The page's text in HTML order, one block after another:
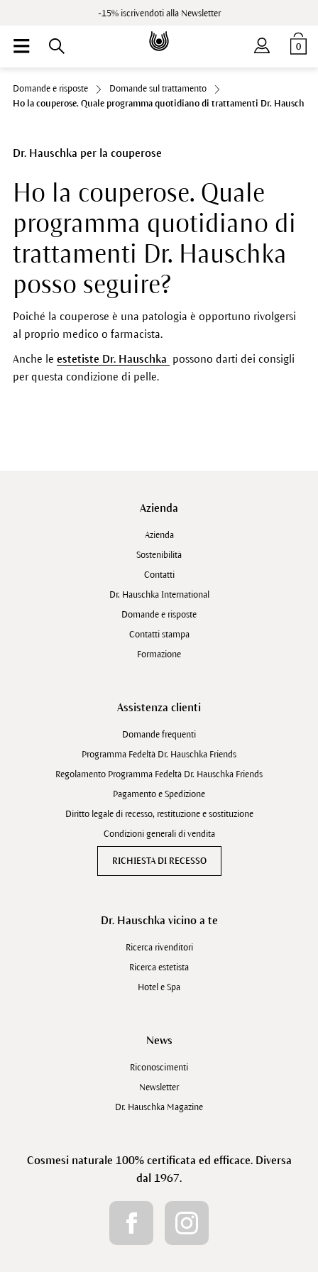
-15% iscrivendoti alla Newsletter
0
Domande e risposte
Domande sul trattamento
Ho la couperose. Quale programma quotidiano di trattamenti Dr. Hauschka
Dr. Hauschka per la couperose
Ho la couperose. Quale
programma quotidiano di
trattamenti Dr. Hauschka
posso seguire?
Poiché la couperose è una patologia è opportuno rivolgersi
al proprio medico o farmacista.
Anche le estetiste Dr. Hauschka possono darti dei consigli
per questa condizione di pelle.
Azienda
Azienda
Sostenibilità
Contatti
Dr. Hauschka International
Domande e risposte
Contatti stampa
Formazione
Assistenza clienti
Domande frequenti
Programma Fedeltà Dr. Hauschka Friends
Regolamento Programma Fedeltà Dr. Hauschka Friends
Pagamento e Spedizione
Diritto legale di recesso, restituzione e sostituzione
Condizioni generali di vendita
RICHIESTA DI RECESSO
Dr. Hauschka vicino a te
Ricerca rivenditori
Ricerca estetista
Hotel e Spa
News
Riconoscimenti
Newsletter
Dr. Hauschka Magazine
Cosmesi naturale 100% certificata ed efficace. Diversa
dal 1967.